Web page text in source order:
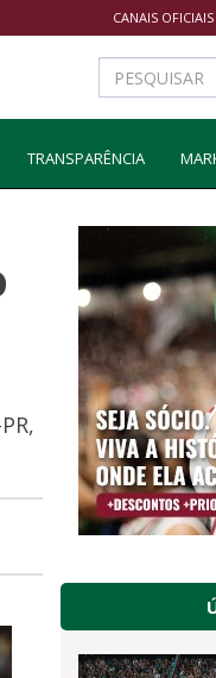
CANAIS OFICIAIS
TRANSPARÊNCIA